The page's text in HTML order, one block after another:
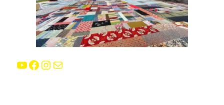
YouTube Facebook Instagram E-mail